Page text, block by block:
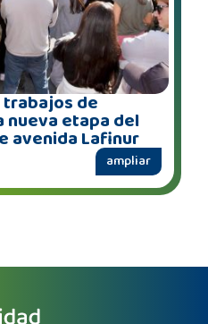
trabajos de
nueva etapa del
avenida Lafinur
ampliar